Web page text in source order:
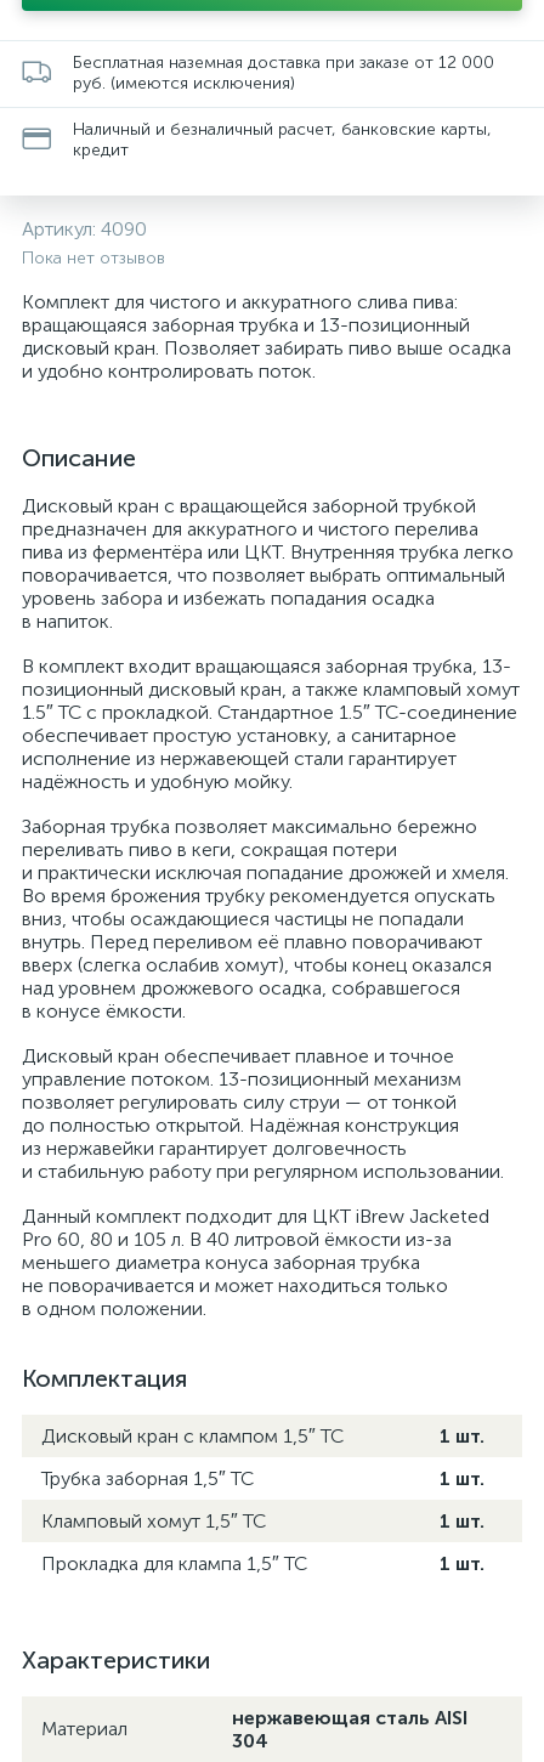
Бесплатная наземная доставка при заказе от 12 000
руб. (имеются исключения)
Наличный и безналичный расчет, банковские карты,
кредит
Артикул: 4090
Пока нет отзывов
Комплект для чистого и аккуратного слива пива:
вращающаяся заборная трубка и 13-позиционный
дисковый кран. Позволяет забирать пиво выше осадка
и удобно контролировать поток.
Описание
Дисковый кран с вращающейся заборной трубкой
предназначен для аккуратного и чистого перелива
пива из ферментёра или ЦКТ. Внутренняя трубка легко
поворачивается, что позволяет выбрать оптимальный
уровень забора и избежать попадания осадка
в напиток.
В комплект входит вращающаяся заборная трубка, 13-
позиционный дисковый кран, а также кламповый хомут
1.5″ TC с прокладкой. Стандартное 1.5″ TC-соединение
обеспечивает простую установку, а санитарное
исполнение из нержавеющей стали гарантирует
надёжность и удобную мойку.
Заборная трубка позволяет максимально бережно
переливать пиво в кеги, сокращая потери
и практически исключая попадание дрожжей и хмеля.
Во время брожения трубку рекомендуется опускать
вниз, чтобы осаждающиеся частицы не попадали
внутрь. Перед переливом её плавно поворачивают
вверх (слегка ослабив хомут), чтобы конец оказался
над уровнем дрожжевого осадка, собравшегося
в конусе ёмкости.
Дисковый кран обеспечивает плавное и точное
управление потоком. 13-позиционный механизм
позволяет регулировать силу струи — от тонкой
до полностью открытой. Надёжная конструкция
из нержавейки гарантирует долговечность
и стабильную работу при регулярном использовании.
Данный комплект подходит для ЦКТ iBrew Jacketed
Pro 60, 80 и 105 л. В 40 литровой ёмкости из-за
меньшего диаметра конуса заборная трубка
не поворачивается и может находиться только
в одном положении.
Комплектация
Дисковый кран с клампом 1,5″ TC
1 шт.
Трубка заборная 1,5″ TC
1 шт.
Кламповый хомут 1,5″ TC
1 шт.
Прокладка для клампа 1,5″ TC
1 шт.
Характеристики
Материал
нержавеющая сталь AISI
304